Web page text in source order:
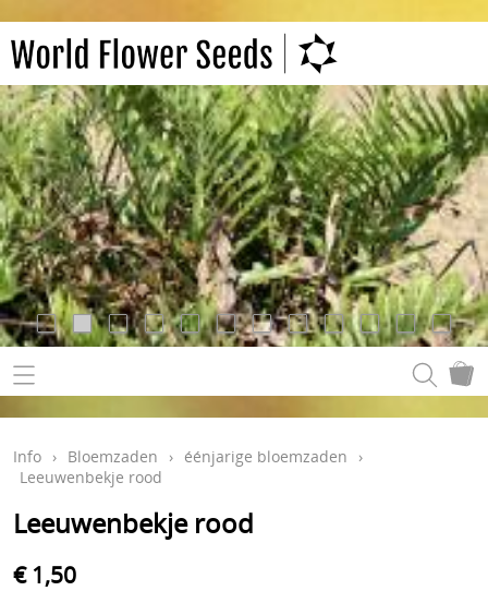
Info › Bloemzaden › éénjarige bloemzaden
›
Leeuwenbekje rood
Leeuwenbekje rood
€ 1,50